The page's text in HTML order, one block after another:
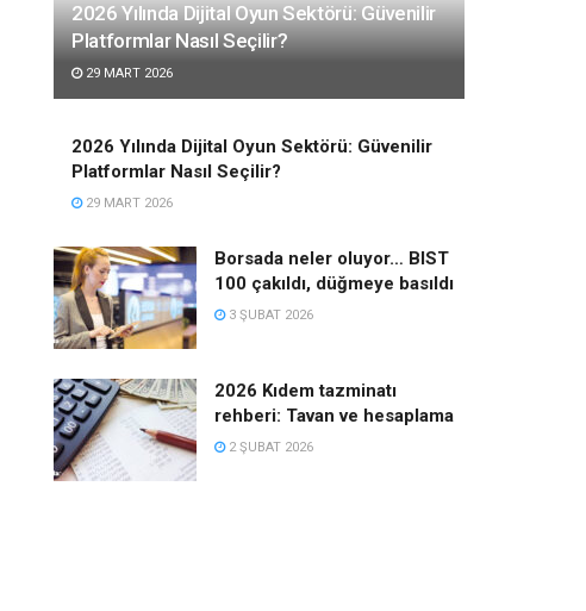
2026 Yılında Dijital Oyun Sektörü: Güvenilir
Platformlar Nasıl Seçilir?
29 MART 2026
2026 Yılında Dijital Oyun Sektörü: Güvenilir
Platformlar Nasıl Seçilir?
29 MART 2026
Borsada neler oluyor… BIST
100 çakıldı, düğmeye basıldı
3 ŞUBAT 2026
2026 Kıdem tazminatı
rehberi: Tavan ve hesaplama
2 ŞUBAT 2026